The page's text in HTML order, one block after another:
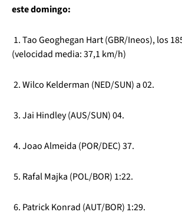
este domingo:
1. Tao Geoghegan Hart (GBR/Ineos), los
(velocidad media: 37,1 km/h)
2. Wilco Kelderman (NED/SUN) a 02.
3. Jai Hindley (AUS/SUN) 04.
4. Joao Almeida (POR/DEC) 37.
5. Rafal Majka (POL/BOR) 1:22.
6. Patrick Konrad (AUT/BOR) 1:29.